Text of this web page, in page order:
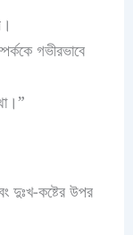
গভীরভাবে
দুঃখ-কষ্টের উপর